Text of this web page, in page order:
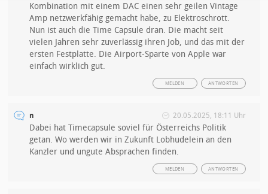
Kombination mit einem DAC einen sehr geilen Vintage
Amp netzwerkfähig gemacht habe, zu Elektroschrott.
Nun ist auch die Time Capsule dran. Die macht seit
vielen Jahren sehr zuverlässig ihren Job, und das mit der
ersten Festplatte. Die Airport-Sparte von Apple war
einfach wirklich gut.
ANTWORTEN
MELDEN
n 20.05.2025, 18:11 Uhr
Dabei hat Timecapsule soviel für Österreichs Politik
getan. Wo werden wir in Zukunft Lobhudelein an den
Kanzler und ungute Absprachen finden.
ANTWORTEN
MELDEN